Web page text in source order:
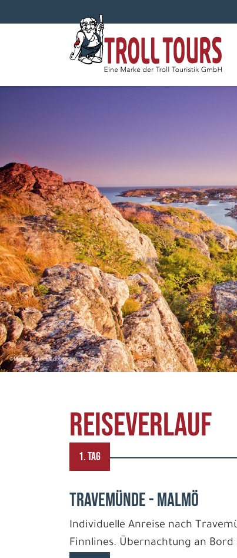
©Manuel - stock.adobe.com
REISEVERLAUF
1. TAG
TRAVEMÜNDE - MALMÖ
Individuelle Anreise nach
Finnlines. Übernachtung an